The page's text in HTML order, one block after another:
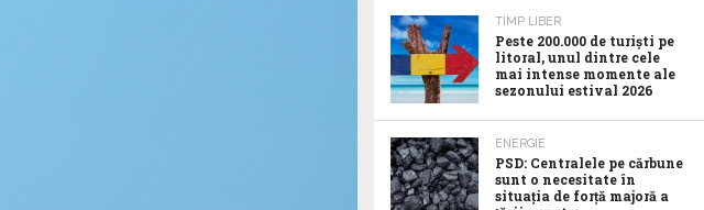
TIMP LIBER
Peste 200.000 de turiști pe
litoral, unul dintre cele
mai intense momente ale
sezonului estival 2026
ENERGIE
PSD: Centralele pe cărbune
sunt o necesitate în
situația de forță majoră a